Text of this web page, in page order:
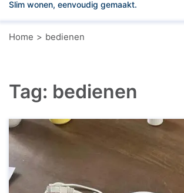
Slim wonen, eenvoudig gemaakt.
Home bedienen
Tag: bedienen